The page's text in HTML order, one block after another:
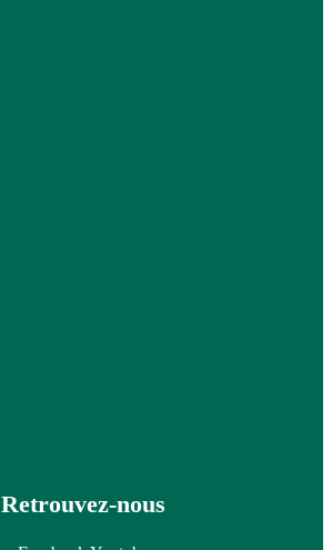
Retrouvez-nous